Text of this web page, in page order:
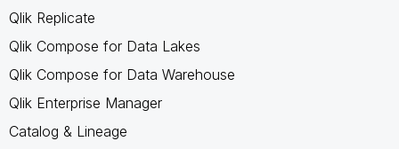
Qlik Replicate
Qlik Compose for Data Lakes
Qlik Compose for Data Warehouse
Qlik Enterprise Manager
Catalog & Lineage